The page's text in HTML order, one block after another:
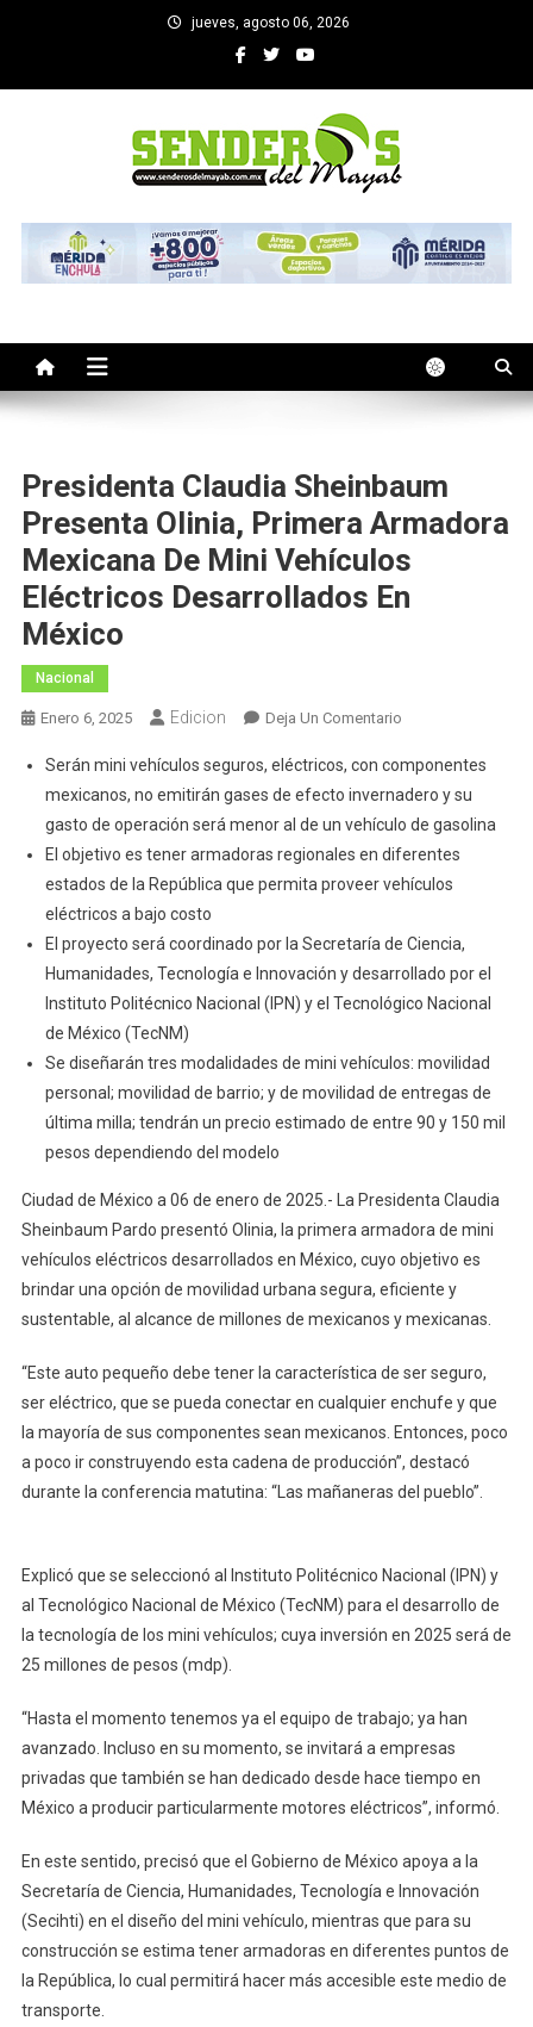
jueves, agosto 06, 2026
SENDEROS DEL MAYAB
Presidenta Claudia Sheinbaum
Presenta Olinia, Primera Armadora
Mexicana De Mini Vehículos
Eléctricos Desarrollados En
México
Nacional
Enero 6, 2025 Edicion Deja Un ComentarioEn
Claudia
Sheinbaum
Presenta
Olinia,
Primera
Mexicana
De
Desarrollados
En
México
Serán mini vehículos seguros, eléctricos, con componentes
mexicanos, no emitirán gases de efecto invernadero y su
gasto de operación será menor al de un vehículo de gasolina
El objetivo es tener armadoras regionales en diferentes
estados de la República que permita proveer vehículos
eléctricos a bajo costo
El proyecto será coordinado por la Secretaría de Ciencia,
Humanidades, Tecnología e Innovación y desarrollado por el
Instituto Politécnico Nacional (IPN) y el Tecnológico Nacional
de México (TecNM)
Se diseñarán tres modalidades de mini vehículos: movilidad
personal; movilidad de barrio; y de movilidad de entregas de
última milla; tendrán un precio estimado de entre 90 y 150 mil
pesos dependiendo del modelo
Ciudad de México a 06 de enero de 2025.- La Presidenta Claudia
Sheinbaum Pardo presentó Olinia, la primera armadora de mini
vehículos eléctricos desarrollados en México, cuyo objetivo es
brindar una opción de movilidad urbana segura, eficiente y
sustentable, al alcance de millones de mexicanos y mexicanas.
“Este auto pequeño debe tener la característica de ser seguro,
ser eléctrico, que se pueda conectar en cualquier enchufe y que
la mayoría de sus componentes sean mexicanos. Entonces, poco
a poco ir construyendo esta cadena de producción”, destacó
durante la conferencia matutina: “Las mañaneras del pueblo”.
Explicó que se seleccionó al Instituto Politécnico Nacional (IPN) y
al Tecnológico Nacional de México (TecNM) para el desarrollo de
la tecnología de los mini vehículos; cuya inversión en 2025 será de
25 millones de pesos (mdp).
“Hasta el momento tenemos ya el equipo de trabajo; ya han
avanzado. Incluso en su momento, se invitará a empresas
privadas que también se han dedicado desde hace tiempo en
México a producir particularmente motores eléctricos”, informó.
En este sentido, precisó que el Gobierno de México apoya a la
Secretaría de Ciencia, Humanidades, Tecnología e Innovación
(Secihti) en el diseño del mini vehículo, mientras que para su
construcción se estima tener armadoras en diferentes puntos de
la República, lo cual permitirá hacer más accesible este medio de
transporte.